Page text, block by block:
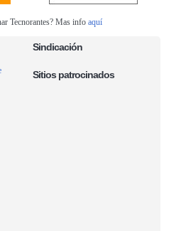
Tecnorantes? Mas info aquí
Sindicación
Sitios patrocinados